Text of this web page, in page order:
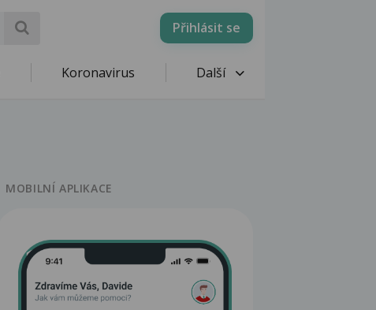
Přihlásit se
Koronavirus Další
MOBILNÍ APLIKACE